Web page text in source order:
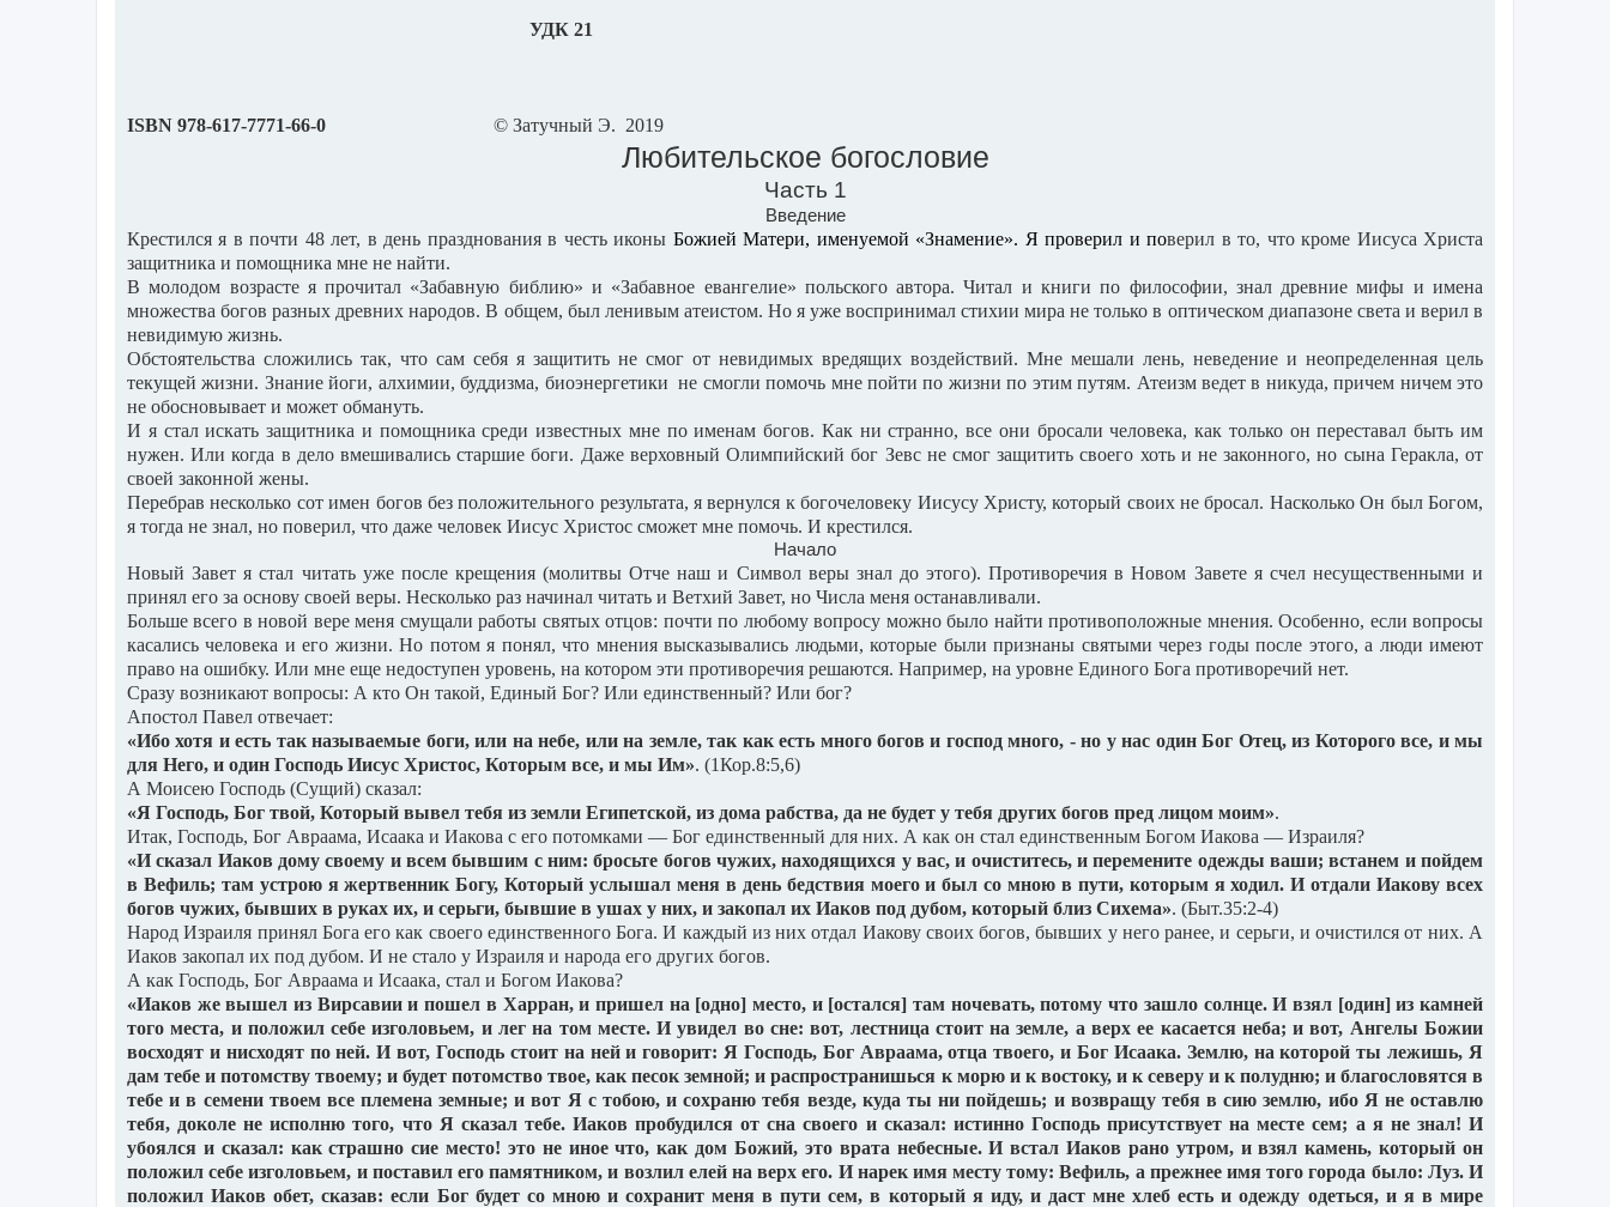
УДК 21
ISBN 978-617-7771-66-0 © Затучный Э. 2019
Любительское богословие
Часть 1
Введение
Крестился я в почти 48 лет, в день празднования в честь иконы Божией Матери, именуемой «Знамение». Я проверил и поверил в то, что кроме Иисуса Христа
защитника и помощника мне не найти.
В молодом возрасте я прочитал «Забавную библию» и «Забавное евангелие» польского автора. Читал и книги по философии, знал древние мифы и имена
множества богов разных древних народов. В общем, был ленивым атеистом. Но я уже воспринимал стихии мира не только в оптическом диапазоне света и верил в
невидимую жизнь.
Обстоятельства сложились так, что сам себя я защитить не смог от невидимых вредящих воздействий. Мне мешали лень, неведение и неопределенная цель
текущей жизни. Знание йоги, алхимии, буддизма, биоэнергетики не смогли помочь мне пойти по жизни по этим путям. Атеизм ведет в никуда, причем ничем это
не обосновывает и может обмануть.
И я стал искать защитника и помощника среди известных мне по именам богов. Как ни странно, все они бросали человека, как только он переставал быть им
нужен. Или когда в дело вмешивались старшие боги. Даже верховный Олимпийский бог Зевс не смог защитить своего хоть и не законного, но сына Геракла, от
своей законной жены.
Перебрав несколько сот имен богов без положительного результата, я вернулся к богочеловеку Иисусу Христу, который своих не бросал. Насколько Он был Богом,
я тогда не знал, но поверил, что даже человек Иисус Христос сможет мне помочь. И крестился.
Начало
Новый Завет я стал читать уже после крещения (молитвы Отче наш и Символ веры знал до этого). Противоречия в Новом Завете я счел несущественными и
принял его за основу своей веры. Несколько раз начинал читать и Ветхий Завет, но Числа меня останавливали.
Больше всего в новой вере меня смущали работы святых отцов: почти по любому вопросу можно было найти противоположные мнения. Особенно, если вопросы
касались человека и его жизни. Но потом я понял, что мнения высказывались людьми, которые были признаны святыми через годы после этого, а люди имеют
право на ошибку. Или мне еще недоступен уровень, на котором эти противоречия решаются. Например, на уровне Единого Бога противоречий нет.
Сразу возникают вопросы: А кто Он такой, Единый Бог? Или единственный? Или бог?
Апостол Павел отвечает:
«Ибо хотя и есть так называемые боги, или на небе, или на земле, так как есть много богов и господ много, - но у нас один Бог Отец, из Которого все, и мы
для Него, и один Господь Иисус Христос, Которым все, и мы Им». (1Кор.8:5,6)
А Моисею Господь (Сущий) сказал:
«Я Господь, Бог твой, Который вывел тебя из земли Египетской, из дома рабства, да не будет у тебя других богов пред лицом моим».
Итак, Господь, Бог Авраама, Исаака и Иакова с его потомками — Бог единственный для них. А как он стал единственным Богом Иакова — Израиля?
«И сказал Иаков дому своему и всем бывшим с ним: бросьте богов чужих, находящихся у вас, и очиститесь, и перемените одежды ваши; встанем и пойдем
в Вефиль; там устрою я жертвенник Богу, Который услышал меня в день бедствия моего и был со мною в пути, которым я ходил. И отдали Иакову всех
богов чужих, бывших в руках их, и серьги, бывшие в ушах у них, и закопал их Иаков под дубом, который близ Сихема». (Быт.35:2-4)
Народ Израиля принял Бога его как своего единственного Бога. И каждый из них отдал Иакову своих богов, бывших у него ранее, и серьги, и очистился от них. А
Иаков закопал их под дубом. И не стало у Израиля и народа его других богов.
А как Господь, Бог Авраама и Исаака, стал и Богом Иакова?
«Иаков же вышел из Вирсавии и пошел в Харран, и пришел на [одно] место, и [остался] там ночевать, потому что зашло солнце. И взял [один] из камней
того места, и положил себе изголовьем, и лег на том месте. И увидел во сне: вот, лестница стоит на земле, а верх ее касается неба; и вот, Ангелы Божии
восходят и нисходят по ней. И вот, Господь стоит на ней и говорит: Я Господь, Бог Авраама, отца твоего, и Бог Исаака. Землю, на которой ты лежишь, Я
дам тебе и потомству твоему; и будет потомство твое, как песок земной; и распространишься к морю и к востоку, и к северу и к полудню; и благословятся в
тебе и в семени твоем все племена земные; и вот Я с тобою, и сохраню тебя везде, куда ты ни пойдешь; и возвращу тебя в сию землю, ибо Я не оставлю
тебя, доколе не исполню того, что Я сказал тебе. Иаков пробудился от сна своего и сказал: истинно Господь присутствует на месте сем; а я не знал! И
убоялся и сказал: как страшно сие место! это не иное что, как дом Божий, это врата небесные. И встал Иаков рано утром, и взял камень, который он
положил себе изголовьем, и поставил его памятником, и возлил елей на верх его. И нарек имя месту тому: Вефиль, а прежнее имя того города было: Луз. И
положил Иаков обет, сказав: если Бог будет со мною и сохранит меня в пути сем, в который я иду, и даст мне хлеб есть и одежду одеться, и я в мире